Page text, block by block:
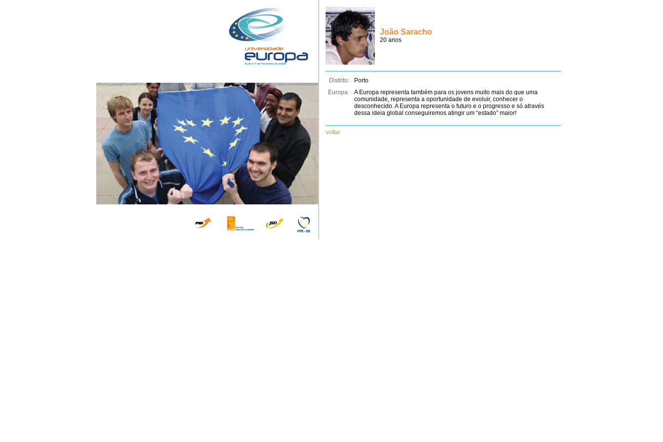
João Saracho
20 anos
Distrito:
Porto
Europa:
A Europa representa também para os jovens muito mais do que uma
comunidade, representa a oportunidade de evoluir, conhecer o
desconhecido. A Europa representa o futuro e o progresso e só através
dessa ideia global conseguiremos atingir um “estado” maior!
voltar